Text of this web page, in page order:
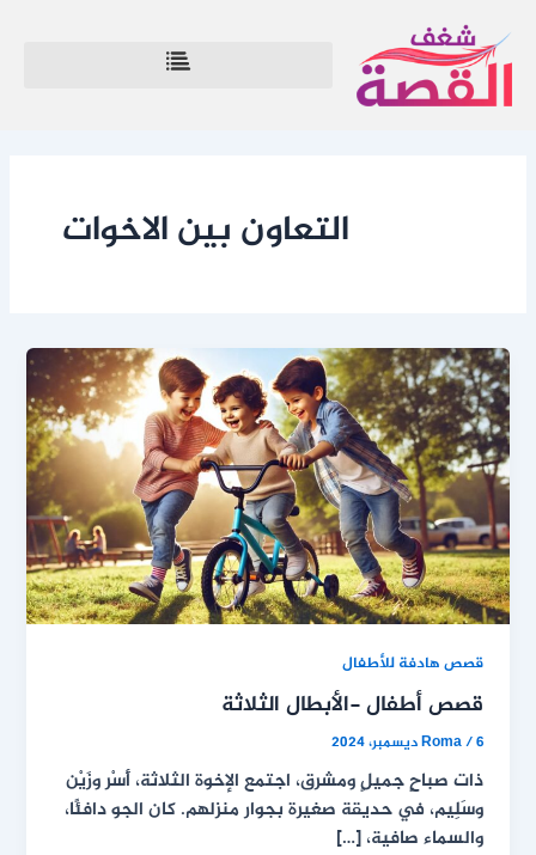
إلى
المحتوى
التعاون بين الاخوات
قصص هادفة للأطفال
قصص أطفال -الأبطال الثلاثة
Roma/6 ديسمبر، 2024
ذات صباحٍ جميلٍ ومشرق، اجتمع الإخوة الثلاثة، أَسْر وزَيْن
وسَلِيم، في حديقة صغيرة بجوار منزلهم. كان الجو دافئًا،
والسماء صافية، […]